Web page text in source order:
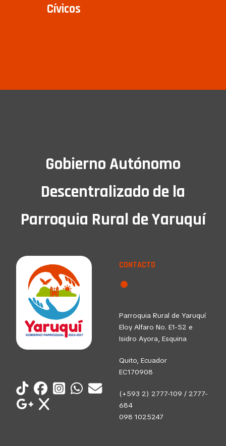
Cívicos
Gobierno Autónomo
Descentralizado de la
Parroquia Rural de Yaruquí
CONTACTO
Parroquia Rural de Yaruquí
Eloy Alfaro No. E1-52 e
Isidro Ayora, Esquina
Quito, Ecuador
EC170908
(+593 2) 2777-109 / 2777-
684
098 1025247